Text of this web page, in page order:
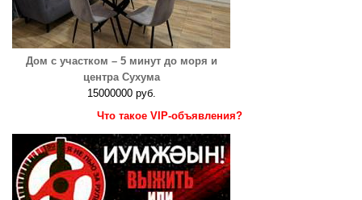
Дом с участком – 5 минут до моря и
центра Сухума
15000000 руб.
Что такое VIP-объявления?